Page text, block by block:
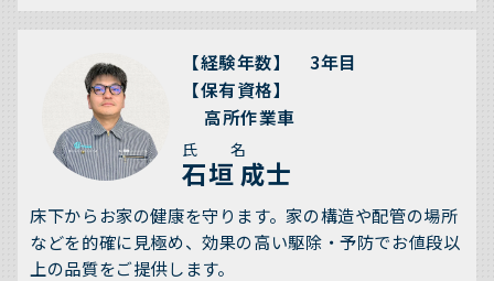
【経験年数】 3年目
【保有資格】
高所作業車
氏 名
石垣 成士
床下からお家の健康を守ります。家の構造や配管の場所
などを的確に見極め、効果の高い駆除・予防でお値段以
上の品質をご提供します。